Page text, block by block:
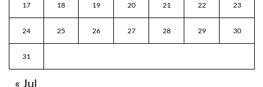
17 18 19 20 21 22 23
24 25 26 27 28 29 30
31
« Jul